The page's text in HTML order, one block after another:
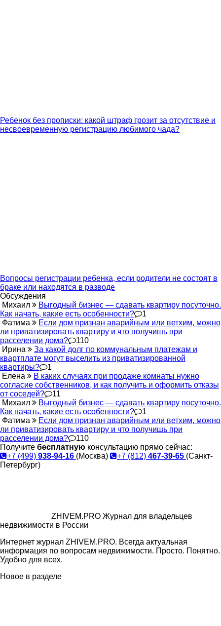
Ребенок без прописки: какой штраф грозит за отсутствие и
несвоевременную регистрацию любимого чада?
Вопросы регистрации ребенка, если родители не состоят в
браке или находятся в разводе
Обсуждения
Михаил
Выгодный бизнес — сдавать квартиру посуточно.
Как начать, какие есть особенности?
1
Фатима
Если дом признан аварийным или ветхим, можно
ли приватизировать квартиру и что получишь при
расселении дома?
110
Ирина
За какой долг по коммунальным платежам и
квартплате могут выселить из приватизированной
квартиры?
1
Елена
В каких случаях при продаже комнаты нужно
согласие собственников, и как получить и оформить отказы
от соседей?
11
Михаил
Выгодный бизнес — сдавать квартиру посуточно.
Как начать, какие есть особенности?
1
Фатима
Если дом признан аварийным или ветхим, можно
ли приватизировать квартиру и что получишь при
расселении дома?
110
Получите бесплатную консультацию прямо сейчас:
+7 (499) 938-94-16 (Москва) +7 (812) 467-39-65 (Санкт-
Петербург)
ZHIVEM.PRO Журнал для владельцев
недвижимости в России
Интернет журнал ZHIVEM.PRO. Всегда актуальная
информация по вопросам недвижимости. Просто. Понятно.
Удобно для всех.
Новое в разделе